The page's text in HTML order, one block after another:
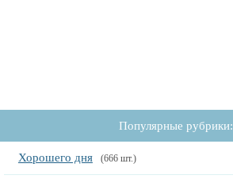
Популярные рубрики:
Хорошего дня (666 шт.)